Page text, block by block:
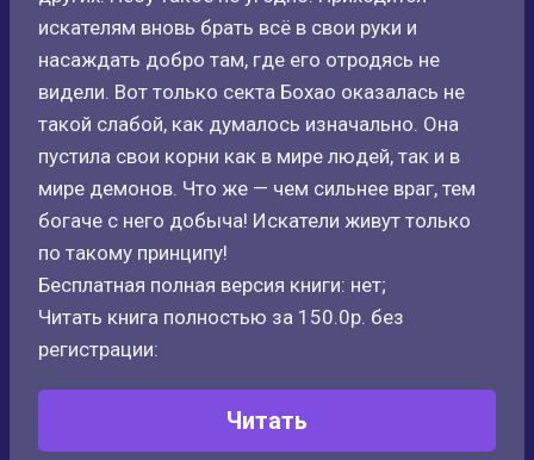
искателям вновь брать всё в свои руки и
насаждать добро там, где его отродясь не
видели. Вот только секта Бохао оказалась не
такой слабой, как думалось изначально. Она
пустила свои корни как в мире людей, так и в
мире демонов. Что же — чем сильнее враг, тем
богаче с него добыча! Искатели живут только
по такому принципу!
Бесплатная полная версия книги: нет;
Читать книга полностью за 150.0р. без
регистрации:
Читать